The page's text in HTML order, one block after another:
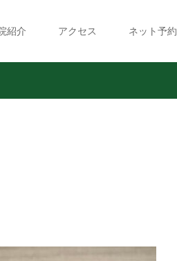
紹介 アクセス ネット予約